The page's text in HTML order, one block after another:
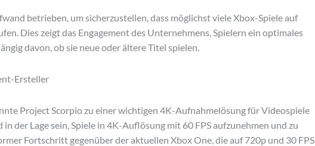
betrieben, um sicherzustellen, dass möglichst viele Xbox-Spiele auf
Dies zeigt das Engagement des Unternehmens, Spielern ein optimales
davon, ob sie neue oder ältere Titel spielen.
Ersteller
Project Scorpio zu einer wichtigen 4K-Aufnahmelösung für Videospiele
der Lage sein, Spiele in 4K-Auflösung mit 60 FPS aufzunehmen und zu
Fortschritt gegenüber der aktuellen Xbox One, die auf 720p und 30 FPS